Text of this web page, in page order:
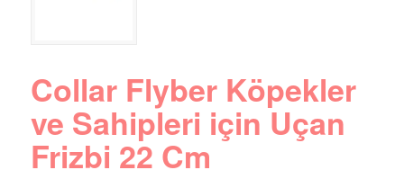
Collar Flyber Köpekler
ve Sahipleri için Uçan
Frizbi 22 Cm